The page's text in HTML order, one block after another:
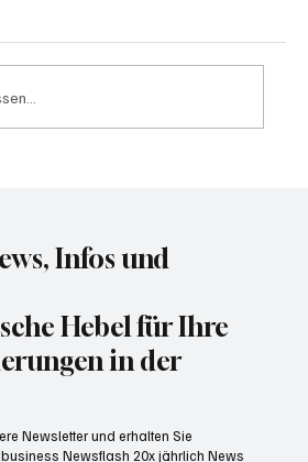
Infos und
Hebel für Ihre
in der
Newsletter und erhalten Sie
Newsflash 20x jährlich News